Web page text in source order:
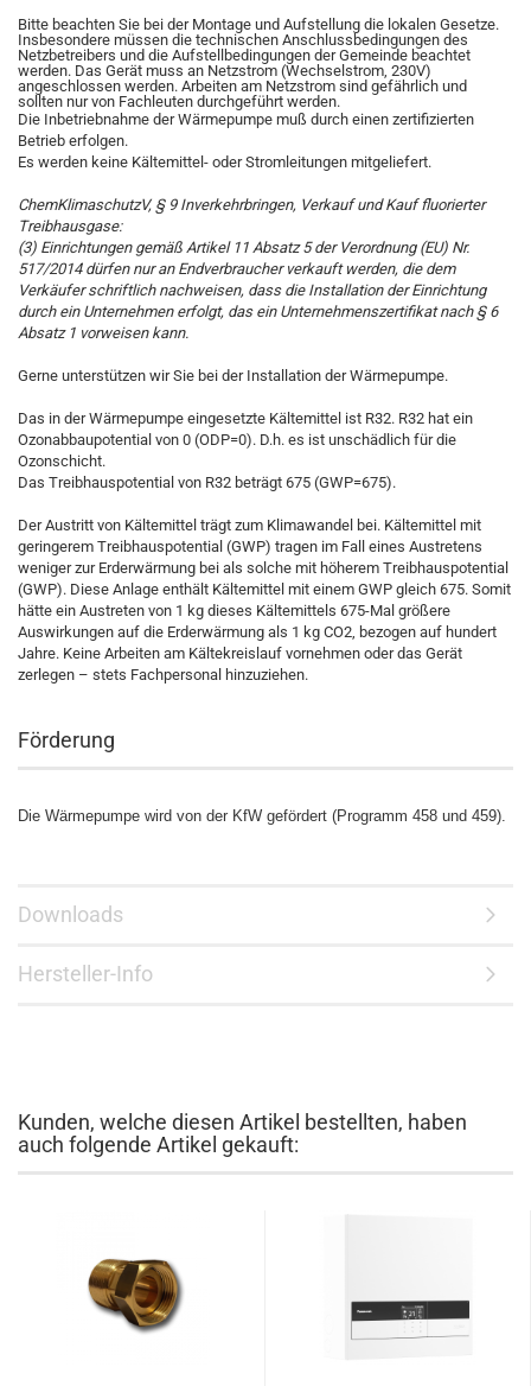
Bitte beachten Sie bei der Montage und Aufstellung die lokalen Gesetze.
Insbesondere müssen die technischen Anschlussbedingungen des
Netzbetreibers und die Aufstellbedingungen der Gemeinde beachtet
werden. Das Gerät muss an Netzstrom (Wechselstrom, 230V)
angeschlossen werden. Arbeiten am Netzstrom sind gefährlich und
sollten nur von Fachleuten durchgeführt werden.
Die Inbetriebnahme der Wärmepumpe muß durch einen zertifizierten
Betrieb erfolgen.
Es werden keine Kältemittel- oder Stromleitungen mitgeliefert.
ChemKlimaschutzV, § 9 Inverkehrbringen, Verkauf und Kauf fluorierter
Treibhausgase:
(3) Einrichtungen gemäß Artikel 11 Absatz 5 der Verordnung (EU) Nr.
517/2014 dürfen nur an Endverbraucher verkauft werden, die dem
Verkäufer schriftlich nachweisen, dass die Installation der Einrichtung
durch ein Unternehmen erfolgt, das ein Unternehmenszertifikat nach § 6
Absatz 1 vorweisen kann.
Gerne unterstützen wir Sie bei der Installation der Wärmepumpe.
Das in der Wärmepumpe eingesetzte Kältemittel ist R32. R32 hat ein
Ozonabbaupotential von 0 (ODP=0). D.h. es ist unschädlich für die
Ozonschicht.
Das Treibhauspotential von R32 beträgt 675 (GWP=675).
Der Austritt von Kältemittel trägt zum Klimawandel bei. Kältemittel mit
geringerem Treibhauspotential (GWP) tragen im Fall eines Austretens
weniger zur Erderwärmung bei als solche mit höherem Treibhauspotential
(GWP). Diese Anlage enthält Kältemittel mit einem GWP gleich 675. Somit
hätte ein Austreten von 1 kg dieses Kältemittels 675-Mal größere
Auswirkungen auf die Erderwärmung als 1 kg CO2, bezogen auf hundert
Jahre. Keine Arbeiten am Kältekreislauf vornehmen oder das Gerät
zerlegen – stets Fachpersonal hinzuziehen.
Förderung
Die Wärmepumpe wird von der KfW gefördert (Programm 458 und 459).
Downloads
Hersteller-Info
Kunden, welche diesen Artikel bestellten, haben
auch folgende Artikel gekauft: